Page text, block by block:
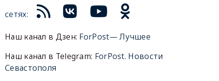
сетях:
Наш канал в Дзен: ForPost— Лучшее
Наш канал в Telegram: ForPost. Новости
Севастополя